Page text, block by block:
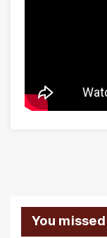
You missed